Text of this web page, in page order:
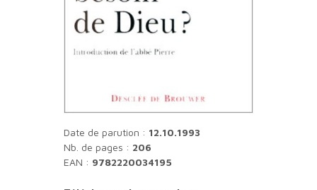
Date de parution : 12.10.1993
Nb. de pages : 206
EAN : 9782220034195